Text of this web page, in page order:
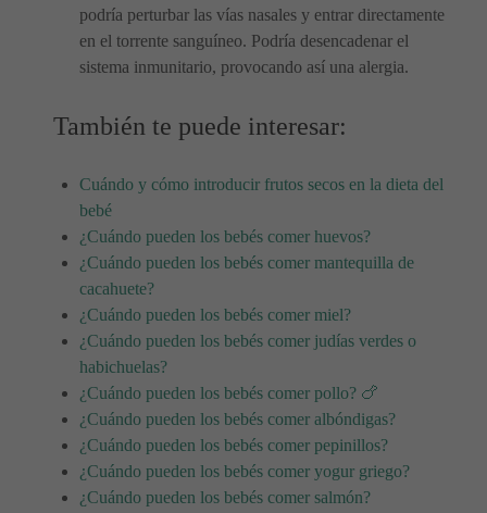
podría perturbar las vías nasales y entrar directamente
en el torrente sanguíneo. Podría desencadenar el
sistema inmunitario, provocando así una alergia.
También te puede interesar:
Cuándo y cómo introducir frutos secos en la dieta del
bebé
¿Cuándo pueden los bebés comer huevos?
¿Cuándo pueden los bebés comer mantequilla de
cacahuete?
¿Cuándo pueden los bebés comer miel?
¿Cuándo pueden los bebés comer judías verdes o
habichuelas?
¿Cuándo pueden los bebés comer pollo? 🍗
¿Cuándo pueden los bebés comer albóndigas?
¿Cuándo pueden los bebés comer pepinillos?
¿Cuándo pueden los bebés comer yogur griego?
¿Cuándo pueden los bebés comer salmón?